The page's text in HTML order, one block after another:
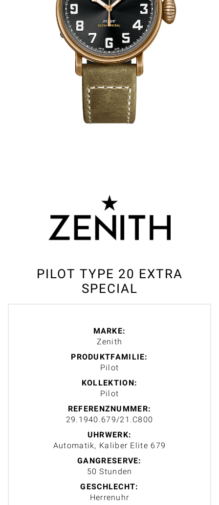
PILOT TYPE 20 EXTRA
SPECIAL
MARKE:
Zenith
PRODUKTFAMILIE:
Pilot
KOLLEKTION:
Pilot
REFERENZNUMMER:
29.1940.679/21.C800
UHRWERK:
Automatik, Kaliber Elite 679
GANGRESERVE:
50 Stunden
GESCHLECHT:
Herrenuhr